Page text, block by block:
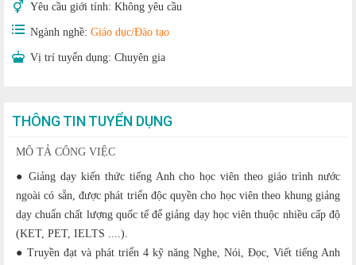
Yêu cầu giới tính: Không yêu cầu
Ngành nghề: Giáo dục/Đào tạo
Vị trí tuyển dụng: Chuyên gia
THÔNG TIN TUYỂN DỤNG
MÔ TẢ CÔNG VIỆC
● Giảng dạy kiến thức tiếng Anh cho học viên theo giáo trình nước
ngoài có sẵn, được phát triển độc quyền cho học viên theo khung giảng
dạy chuẩn chất lượng quốc tế để giảng dạy học viên thuộc nhiều cấp độ
(KET, PET, IELTS ....).
● Truyền đạt và phát triển 4 kỹ năng Nghe, Nói, Đọc, Viết tiếng Anh